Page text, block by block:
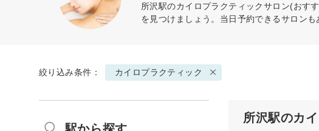
所沢駅のカイロプラクティックサロン(おす
を見つけましょう。当日予約できるサロンも
絞り込み条件： カイロプラクティック
所沢駅のカ